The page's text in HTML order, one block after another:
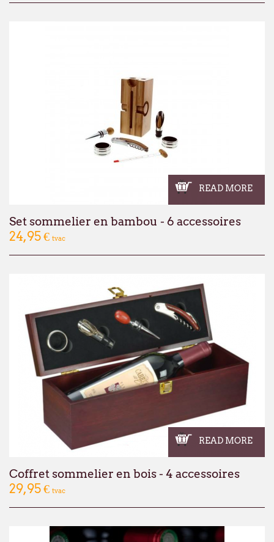
READ MORE
Set sommelier en bambou - 6 accessoires
24,95 € tvac
READ MORE
Coffret sommelier en bois - 4 accessoires
29,95 € tvac